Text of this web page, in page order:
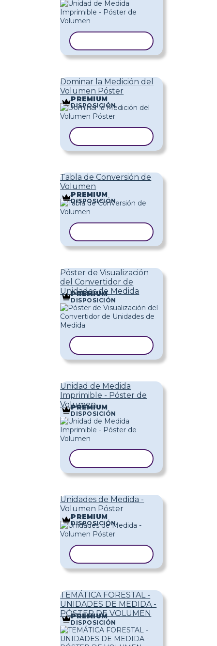
Dominar la Medición del
Volumen Póster
PREMIUM
DISPOSICIÓN
Tabla de Conversión de
Volumen
PREMIUM
DISPOSICIÓN
Póster de Visualización
del Convertidor de
Unidades de Medida
PREMIUM
DISPOSICIÓN
Unidad de Medida
Imprimible - Póster de
Volumen
PREMIUM
DISPOSICIÓN
Unidades de Medida -
Volumen Póster
PREMIUM
DISPOSICIÓN
TEMÁTICA FORESTAL -
UNIDADES DE MEDIDA -
PÓSTER DE VOLUMEN
PREMIUM
DISPOSICIÓN